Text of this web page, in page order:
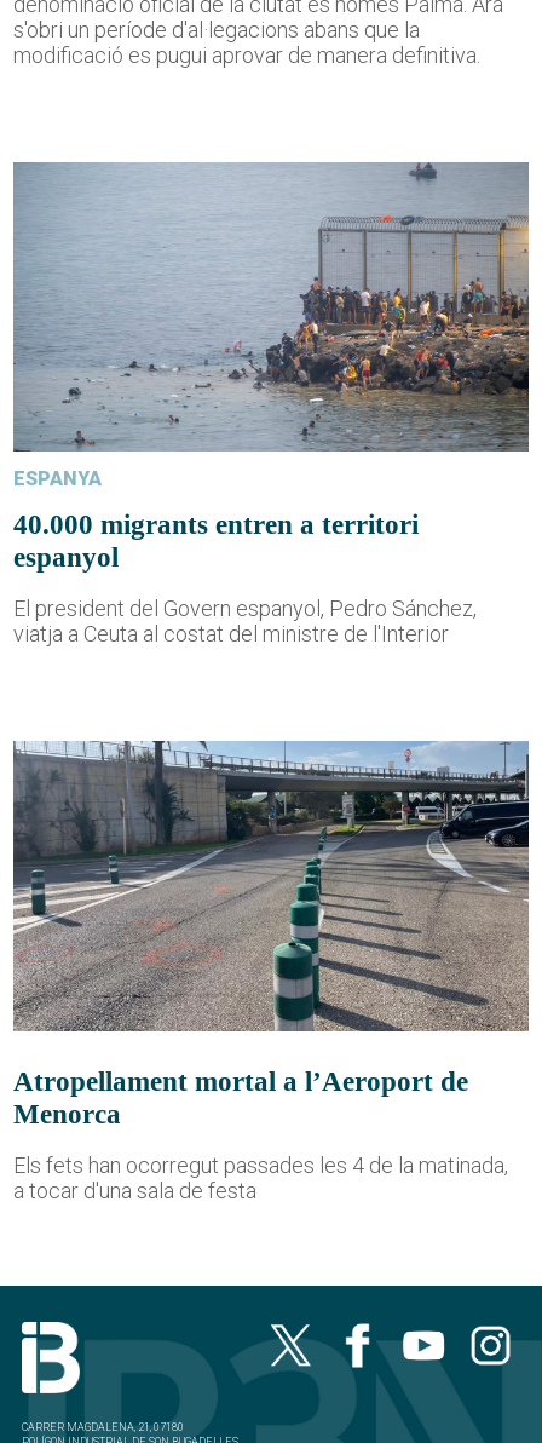
s'obri un període d'al·legacions abans que la
modificació es pugui aprovar de manera definitiva.
ESPANYA
40.000 migrants entren a territori
espanyol
El president del Govern espanyol, Pedro Sánchez,
viatja a Ceuta al costat del ministre de l'Interior
Atropellament mortal a l’Aeroport de
Menorca
Els fets han ocorregut passades les 4 de la matinada,
a tocar d'una sala de festa
CARRER MAGDALENA, 21, 07180